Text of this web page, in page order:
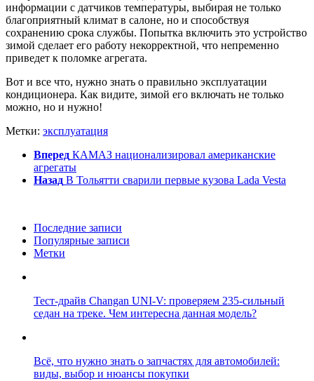
информации с датчиков температуры, выбирая не только
благоприятный климат в салоне, но и способствуя
сохранению срока службы. Попытка включить это устройство
зимой сделает его работу некорректной, что непременно
приведет к поломке агрегата.
Вот и все что, нужно знать о правильно эксплуатации
кондиционера. Как видите, зимой его включать не только
можно, но и нужно!
Метки: эксплуатация
Вперед КАМАЗ национализировал американские
агрегаты
Назад В Тольятти сварили первые кузова Lada Vesta
Последние записи
Популярные записи
Метки
Тест-драйв Changan UNI-V: проверяем 235-сильный
седан на треке. Чем интересна данная модель?
Всё, что нужно знать о запчастях для автомобилей:
виды, выбор и нюансы покупки